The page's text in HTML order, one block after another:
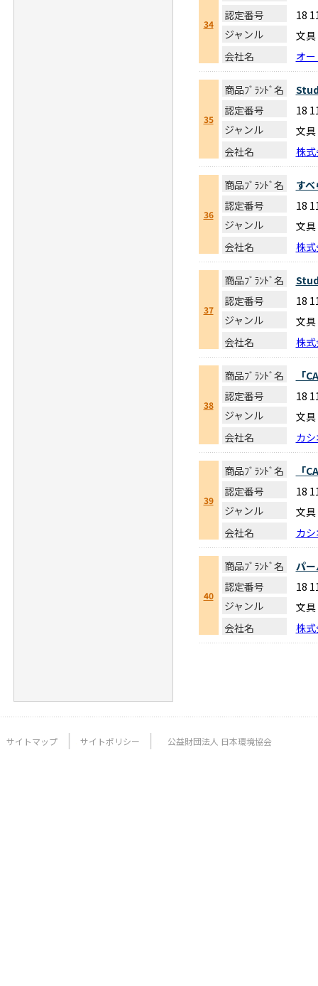
34
認定番号
18
ジャンル
文
会社名
オ
35
商品ﾌﾞﾗﾝﾄﾞ名
認定番号
18
ジャンル
文
会社名
株
36
商品ﾌﾞﾗﾝﾄﾞ名
す
認定番号
18
ジャンル
文
会社名
株
37
商品ﾌﾞﾗﾝﾄﾞ名
認定番号
18
ジャンル
文
会社名
株
38
商品ﾌﾞﾗﾝﾄﾞ名
「
認定番号
18
ジャンル
文
会社名
カ
39
商品ﾌﾞﾗﾝﾄﾞ名
「
認定番号
18
ジャンル
文
会社名
カ
40
商品ﾌﾞﾗﾝﾄﾞ名
パ
認定番号
18
ジャンル
文
会社名
株
サイトマップ サイトポリシー 公益財団法人 日本環境協会